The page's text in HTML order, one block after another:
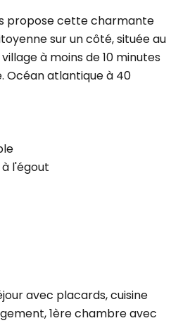
propose cette charmante
sur un côté, située au
à moins de 10 minutes
Océan atlantique à 40
l'égout
avec placards, cuisine
1ère chambre avec